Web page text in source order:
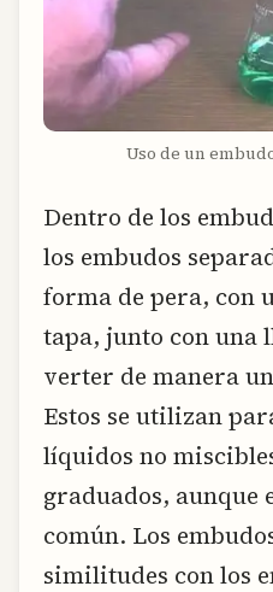
Uso de un
Dentro de los
los embudos
forma de pera, con
tapa, junto con una
verter de manera
Estos se utilizan
líquidos no
graduados, aunque
común. Los
similitudes con los